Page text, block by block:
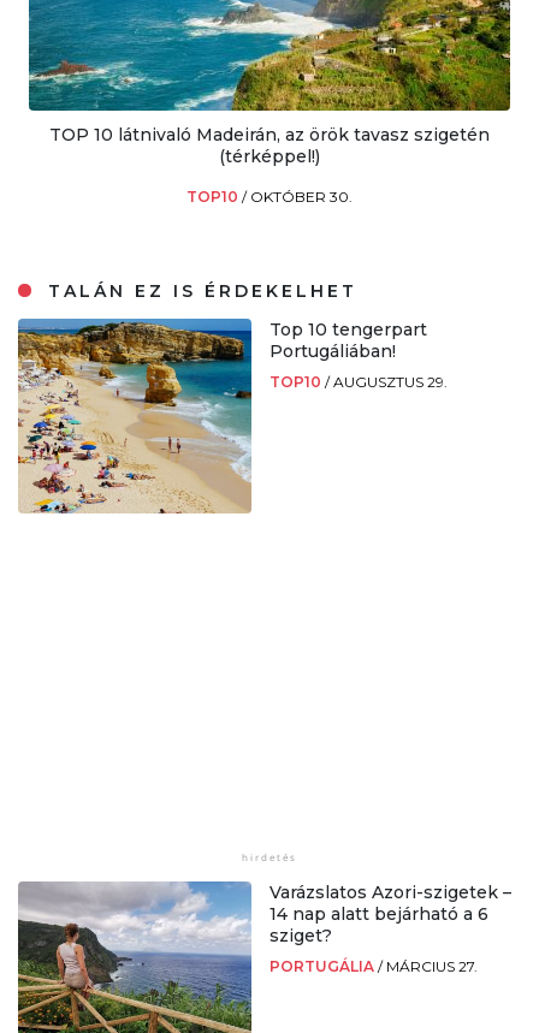
TOP 10 látnivaló Madeirán, az örök tavasz szigetén
(térképpel!)
TOP10 / OKTÓBER 30.
TALÁN EZ IS ÉRDEKELHET
Top 10 tengerpart
Portugáliában!
TOP10 /AUGUSZTUS 29.
Varázslatos Azori-szigetek –
14 nap alatt bejárható a 6
sziget?
PORTUGÁLIA / MÁRCIUS 27.